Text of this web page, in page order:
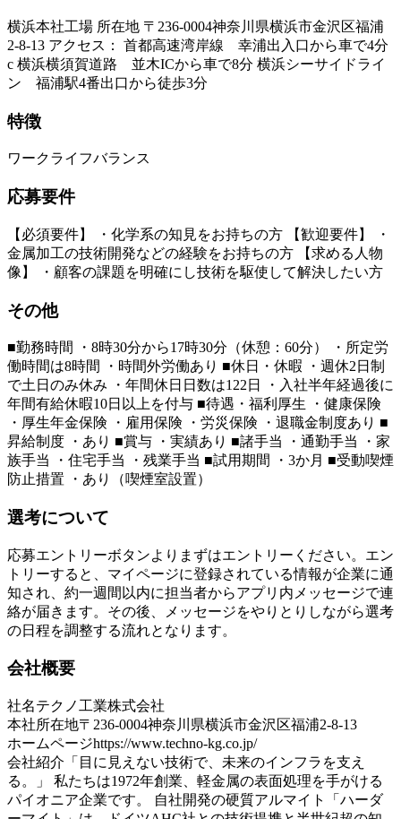
横浜本社工場 所在地 〒236-0004神奈川県横浜市金沢区福浦
2-8-13 アクセス： 首都高速湾岸線 幸浦出入口から車で4分
c 横浜横須賀道路 並木ICから車で8分 横浜シーサイドライ
ン 福浦駅4番出口から徒歩3分
特徴
ワークライフバランス
応募要件
【必須要件】 ・化学系の知見をお持ちの方 【歓迎要件】 ・
金属加工の技術開発などの経験をお持ちの方 【求める人物
像】 ・顧客の課題を明確にし技術を駆使して解決したい方
その他
■勤務時間 ・8時30分から17時30分（休憩：60分） ・所定労
働時間は8時間 ・時間外労働あり ■休日・休暇 ・週休2日制
で土日のみ休み ・年間休日日数は122日 ・入社半年経過後に
年間有給休暇10日以上を付与 ■待遇・福利厚生 ・健康保険
・厚生年金保険 ・雇用保険 ・労災保険 ・退職金制度あり ■
昇給制度 ・あり ■賞与 ・実績あり ■諸手当 ・通勤手当 ・家
族手当 ・住宅手当 ・残業手当 ■試用期間 ・3か月 ■受動喫煙
防止措置 ・あり（喫煙室設置）
選考について
応募エントリーボタンよりまずはエントリーください。エン
トリーすると、マイページに登録されている情報が企業に通
知され、約一週間以内に担当者からアプリ内メッセージで連
絡が届きます。その後、メッセージをやりとりしながら選考
の日程を調整する流れとなります。
会社概要
社名テクノ工業株式会社
本社所在地〒236-0004神奈川県横浜市金沢区福浦2-8-13
ホームページhttps://www.techno-kg.co.jp/
会社紹介 「目に見えない技術で、未来のインフラを支え
る。」 私たちは1972年創業、軽金属の表面処理を手がける
パイオニア企業です。 自社開発の硬質アルマイト「ハーダ